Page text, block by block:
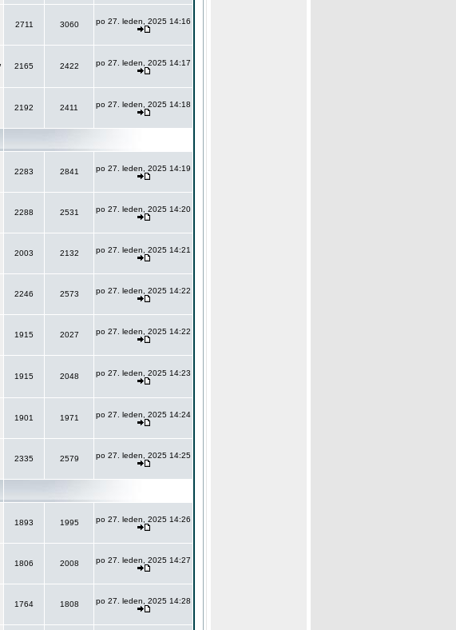
2711 3060 po 27. leden, 2025 14:16
2165 2422 po 27. leden, 2025 14:17
2192 2411 po 27. leden, 2025 14:18
2283 2841 po 27. leden, 2025 14:19
2288 2531 po 27. leden, 2025 14:20
2003 2132 po 27. leden, 2025 14:21
2246 2573 po 27. leden, 2025 14:22
1915 2027 po 27. leden, 2025 14:22
1915 2048 po 27. leden, 2025 14:23
1901 1971 po 27. leden, 2025 14:24
2335 2579 po 27. leden, 2025 14:25
1893 1995 po 27. leden, 2025 14:26
1806 2008 po 27. leden, 2025 14:27
1764 1808 po 27. leden, 2025 14:28